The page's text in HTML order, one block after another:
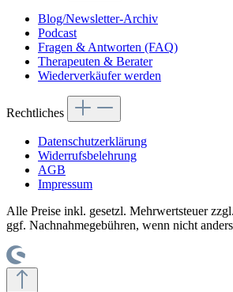
Blog/Newsletter-Archiv
Podcast
Fragen & Antworten (FAQ)
Therapeuten & Berater
Wiederverkäufer werden
Rechtliches
Datenschutzerklärung
Widerrufsbelehrung
AGB
Impressum
Alle Preise inkl. gesetzl. Mehrwertsteuer zzgl.
ggf. Nachnahmegebühren, wenn nicht